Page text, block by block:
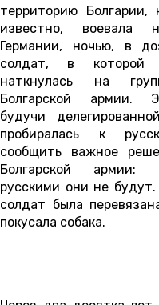
территорию Болгарии,
известно, воевала
Германии, ночью, в
солдат, в которой
наткнулась на
Болгарской армии.
будучи
пробиралась к
сообщить важное
Болгарской армии:
русскими они не
солдат была
покусала собака.